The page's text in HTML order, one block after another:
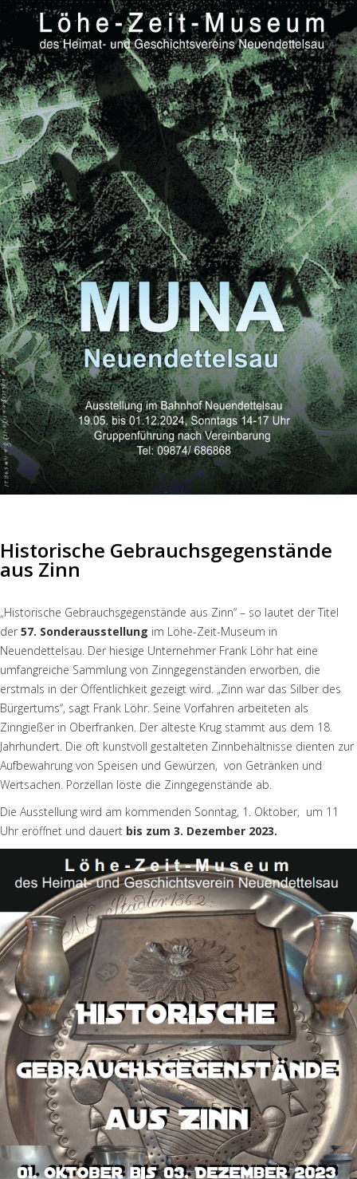
Historische Gebrauchsgegenstände
aus Zinn
„Historische Gebrauchsgegenstände aus Zinn“ – so lautet der Titel
der 57. Sonderausstellung im Löhe-Zeit-Museum in
Neuendettelsau. Der hiesige Unternehmer Frank Löhr hat eine
umfangreiche Sammlung von Zinngegenständen erworben, die
erstmals in der Öffentlichkeit gezeigt wird. „Zinn war das Silber des
Bürgertums“, sagt Frank Löhr. Seine Vorfahren arbeiteten als
Zinngießer in Oberfranken. Der älteste Krug stammt aus dem 18.
Jahrhundert. Die oft kunstvoll gestalteten Zinnbehältnisse dienten zur
Aufbewahrung von Speisen und Gewürzen, von Getränken und
Wertsachen. Porzellan löste die Zinngegenstände ab.
Die Ausstellung wird am kommenden Sonntag, 1. Oktober, um 11
Uhr eröffnet und dauert bis zum 3. Dezember 2023.